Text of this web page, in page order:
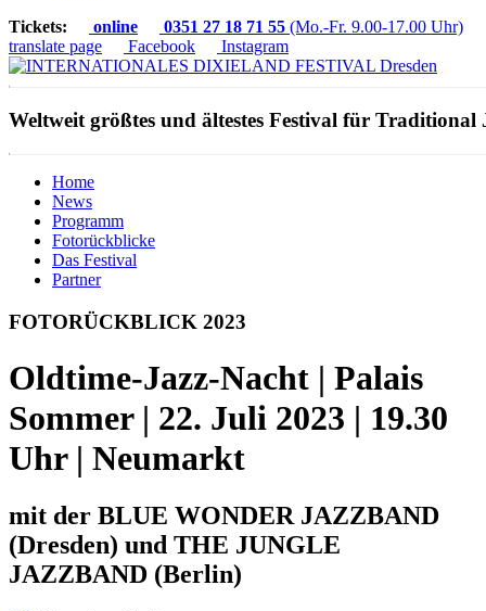
Tickets:
online 0351 27 18 71 55 (Mo.-Fr. 9.00-17.00 Uhr)
translate page
Facebook Instagram
Weltweit größtes und ältestes Festival für Traditional
Home
News
Programm
Fotorückblicke
Das Festival
Partner
FOTO­RÜCKBLICK 2023
Oldtime-Jazz-Nacht | Palais
Sommer | 22. Juli 2023 | 19.30
Uhr | Neumarkt
mit der BLUE WONDER JAZZBAND
(Dresden) und THE JUNGLE
JAZZBAND (Berlin)